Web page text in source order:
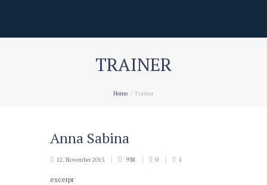
TRAINER
Home Trainer
Anna Sabina
12. November 2015 938 0 1
excerpr